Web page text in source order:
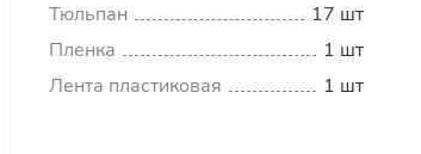
Тюльпан
17 шт
Пленка
1 шт
Лента пластиковая
1 шт